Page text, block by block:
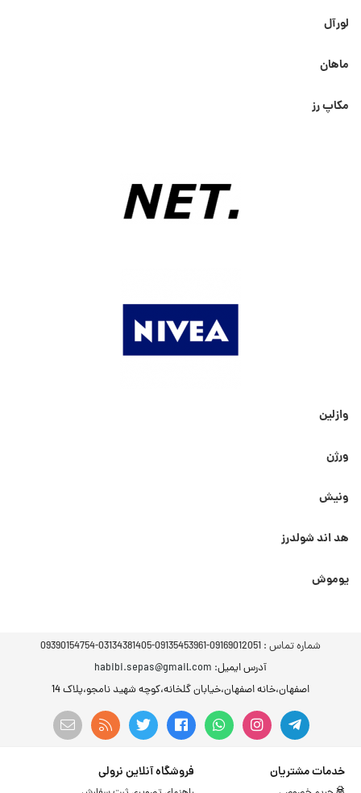
لورآل
ماهان
مکاپ رز
وازلین
ورژن
ونیش
هد اند شولدرز
یوموش
شماره تماس : 09169012051-09135453961-03134381405-09390154754
آدرس ایمیل: habibi.sepas@gmail.com
اصفهان،خانه اصفهان،خیابان گلخانه،کوچه شهید نامجو،پلاک 14
خدمات مشتریان فروشگاه آنلاین نرولی